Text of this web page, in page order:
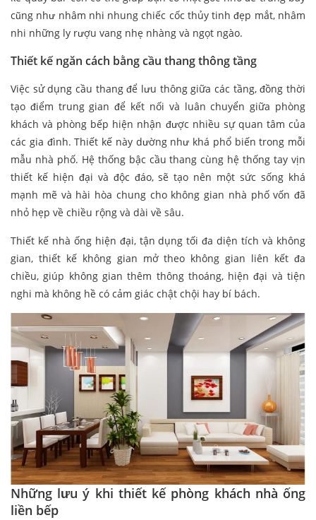
cũng như nhâm nhi nhung chiếc cốc thủy tinh đẹp mắt, nhâm
nhi những ly rượu vang nhẹ nhàng và ngọt ngào.
Thiết kế ngăn cách bằng cầu thang thông tầng
Việc sử dụng cầu thang để lưu thông giữa các tầng, đồng thời
tạo điểm trung gian để kết nối và luân chuyển giữa phòng
khách và phòng bếp hiện nhận được nhiều sự quan tâm của
các gia đình. Thiết kế này dường như khá phổ biến trong mỗi
mẫu nhà phố. Hệ thống bậc cầu thang cùng hệ thống tay vịn
thiết kế hiện đại và độc đáo, sẽ tạo nên một sức sống khá
mạnh mẽ và hài hòa chung cho không gian nhà phố vốn đã
nhỏ hẹp về chiều rộng và dài về sâu.
Thiết kế nhà ống hiện đại, tận dụng tối đa diện tích và không
gian, thiết kế không gian mở theo không gian liên kết đa
chiều, giúp không gian thêm thông thoáng, hiện đại và tiện
nghi mà không hề có cảm giác chật chội hay bí bách.
Những lưu ý khi thiết kế phòng khách nhà ống
liền bếp